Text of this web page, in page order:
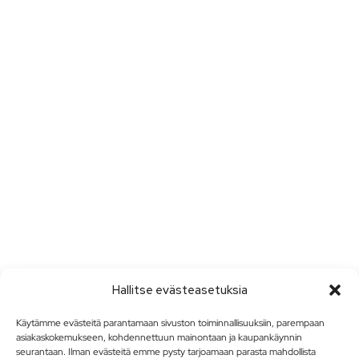
Hallitse evästeasetuksia
Käytämme evästeitä parantamaan sivuston toiminnallisuuksiin, parempaan
asiakaskokemukseen, kohdennettuun mainontaan ja kaupankäynnin
seurantaan. Ilman evästeitä emme pysty tarjoamaan parasta mahdollista